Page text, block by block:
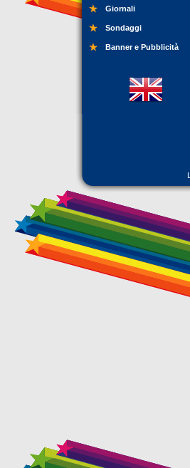
Giornali
Sondaggi
Banner e Pubblicità